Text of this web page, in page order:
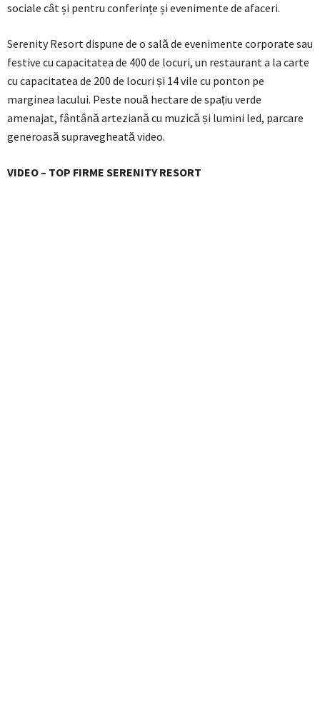
sociale cât și pentru conferințe și evenimente de afaceri.
Serenity Resort dispune de o sală de evenimente corporate sau
festive cu capacitatea de 400 de locuri, un restaurant a la carte
cu capacitatea de 200 de locuri și 14 vile cu ponton pe
marginea lacului. Peste nouă hectare de spațiu verde
amenajat, fântână arteziană cu muzică și lumini led, parcare
generoasă supravegheată video.
VIDEO – TOP FIRME SERENITY RESORT